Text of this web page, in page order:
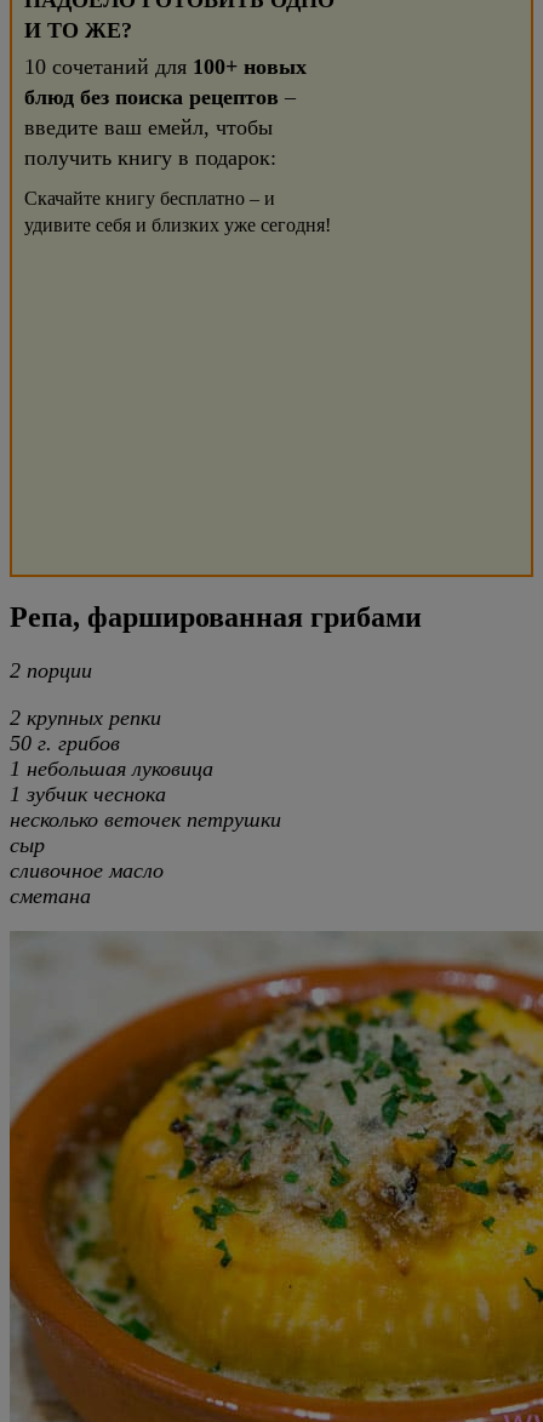
И ТО ЖЕ?
10 сочетаний для 100+ новых
блюд без поиска рецептов –
введите ваш емейл, чтобы
получить книгу в подарок:
Скачайте книгу бесплатно – и
удивите себя и близких уже сегодня!
Репа, фаршированная грибами
2 порции
2 крупных репки
50 г. грибов
1 небольшая луковица
1 зубчик чеснока
несколько веточек петрушки
сыр
сливочное масло
сметана